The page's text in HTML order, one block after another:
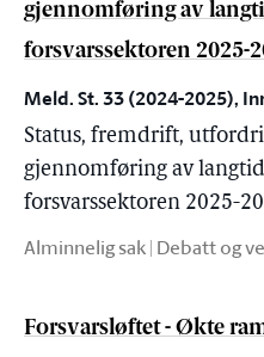
gjennomføring av
forsvarssektoren 2025-
Meld. St. 33 (2024-2025),
Status, fremdrift,
gjennomføring av
forsvarssektoren 2025-
Alminnelig sak | Debatt og
Forsvarsløftet - Økte